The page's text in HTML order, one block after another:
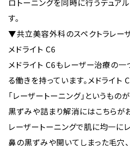
ロトーニングを同時に行うデュア
す。
▼共立美容外科のスペクトラレー
メドライト C6
メドライト C6もレーザー治療の一
る働きを持っています。メドライ
「レーザートーニング」というもの
黒ずみや詰まり解消にはこちらが
レーザートーニングで肌に均一に
鼻の黒ずみや開いてしまった毛穴